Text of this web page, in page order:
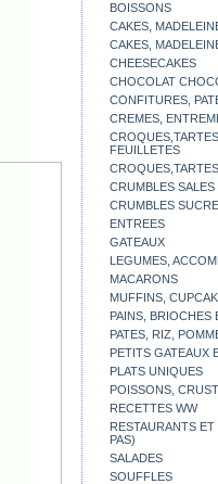
BOISSONS
CAKES,
CAKES,
CHEESECAKES
CHOCOLAT
CONFITURES,
CREMES,
FEUILLETES
CRUMBLES SALES
CRUMBLES
ENTREES
GATEAUX
LEGUMES,
MACARONS
MUFFINS,
PAINS, BRIOCHES
PATES, RIZ,
PETITS GATEAUX
PLATS UNIQUES
POISSONS,
RECETTES WW
RESTAURANTS
PAS)
SALADES
SOUFFLES